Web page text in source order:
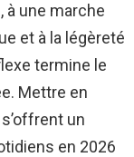
à une marche
et à la légèreté
termine le
Mettre en
un
en 2026